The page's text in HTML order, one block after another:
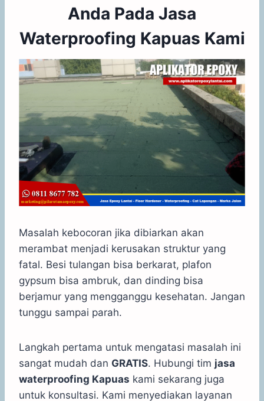
Anda Pada Jasa
Waterproofing Kapuas Kami
Masalah kebocoran jika dibiarkan akan
merambat menjadi kerusakan struktur yang
fatal. Besi tulangan bisa berkarat, plafon
gypsum bisa ambruk, dan dinding bisa
berjamur yang mengganggu kesehatan. Jangan
tunggu sampai parah.
Langkah pertama untuk mengatasi masalah ini
sangat mudah dan GRATIS. Hubungi tim jasa
waterproofing Kapuas kami sekarang juga
untuk konsultasi. Kami menyediakan layanan